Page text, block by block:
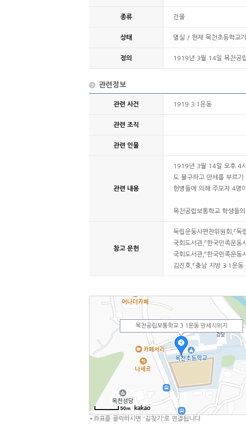
종류 건물
상태 멸실 / 현재 목천초등학교
정의 1919년 3월 14일 목천공
관련정보
관련 사건 1919 3·1운동
관련 조직
관련 인물
관련 내용
1919년 3월 14일 오후 4
도 불구하고 만세를 부르
헌병들에 의해 주모자 4명
목천공립보통학교 학생들
참고 문헌
독립운동사편찬위원회,『
국회도서관,『한국민족운
국회도서관,『한국민족운
김진호,『충남 지방 3·1운
목천공립보통학교 3·1운동 만세시위지
50m
*좌표를 클릭하시면 '길찾기'로 연결됩니다.